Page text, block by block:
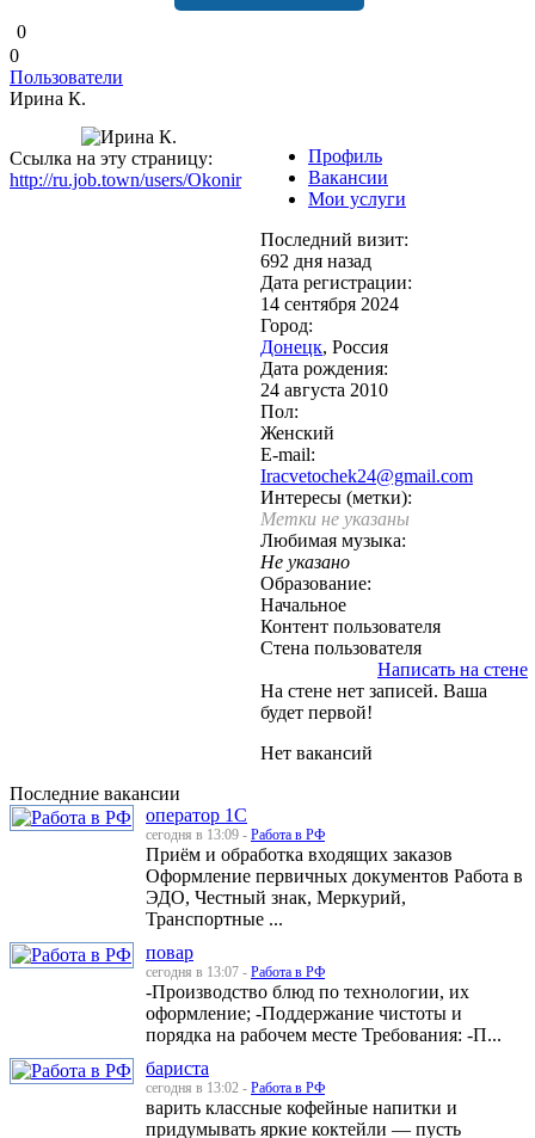
0
0
Пользователи
Ирина К.
Ссылка на эту страницу:
http://ru.job.town/users/Okonir
Профиль
Вакансии
Мои услуги
Последний визит:
692 дня назад
Дата регистрации:
14 сентября 2024
Город:
Донецк, Россия
Дата рождения:
24 августа 2010
Пол:
Женский
E-mail:
Iracvetochek24@gmail.com
Интересы (метки):
Метки не указаны
Любимая музыка:
Не указано
Образование:
Начальное
Контент пользователя
Стена пользователя
Написать на стене
На стене нет записей. Ваша
будет первой!
Нет вакансий
Последние вакансии
оператор 1С
сегодня в 13:09 - Работа в РФ
Приём и обработка входящих заказов
Оформление первичных документов Работа в
ЭДО, Честный знак, Меркурий,
Транспортные ...
повар
сегодня в 13:07 - Работа в РФ
-Производство блюд по технологии, их
оформление; -Поддержание чистоты и
порядка на рабочем месте Требования: -П...
бариста
сегодня в 13:02 - Работа в РФ
варить классные кофейные напитки и
придумывать яркие коктейли — пусть